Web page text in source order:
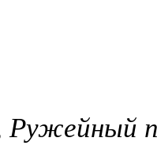
Ружейный